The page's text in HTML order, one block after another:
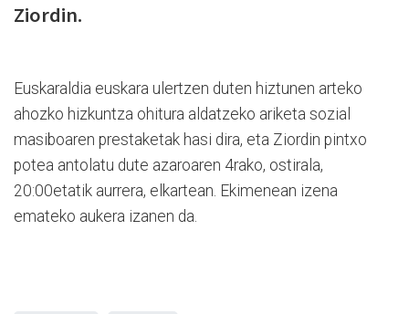
Ziordin.
Euskaraldia euskara ulertzen duten hiztunen arteko
ahozko hizkuntza ohitura aldatzeko ariketa sozial
masiboaren prestaketak hasi dira, eta Ziordin pintxo
potea antolatu dute azaroaren 4rako, ostirala,
20:00etatik aurrera, elkartean. Ekimenean izena
emateko aukera izanen da.